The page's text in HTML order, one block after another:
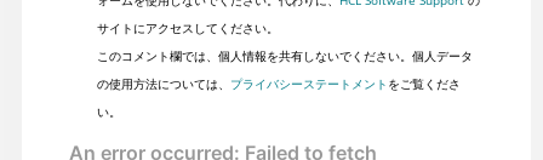
サイトにアクセスしてください。
このコメント欄では、個人情報を共有しないでください。個人データ
の使用方法については、 プライバシーステートメント をご覧くださ
い。